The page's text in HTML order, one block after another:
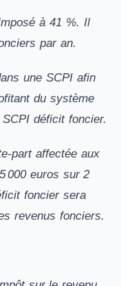
à 41 %. Il
par an.
une SCPI afin
du système
déficit foncier.
part affectée aux
000 euros sur 2
foncier sera
revenus fonciers.